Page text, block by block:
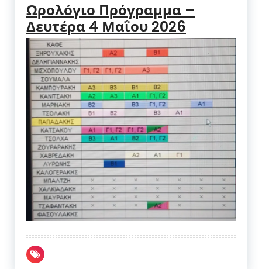
Ωρολόγιο Πρόγραμμα –
Δευτέρα 4 Μαΐου 2026